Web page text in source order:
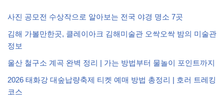
사진 공모전 수상작으로 알아보는 전국 야경 명소 7곳
김해 가볼만한곳, 클레이아크 김해미술관 오싹오싹 밤의 미술관
정보
울산 철구소 계곡 완벽 정리 | 가는 방법부터 물놀이 포인트까지
2026 태화강 대숲납량축제 티켓 예매 방법 총정리 | 호러 트레킹
코스